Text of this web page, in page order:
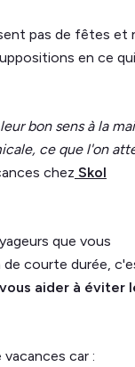
pas de fêtes et
en ce qui
bon sens à la
ce que l'on
chez Skol
que vous
de courte durée,
aider à éviter
car :